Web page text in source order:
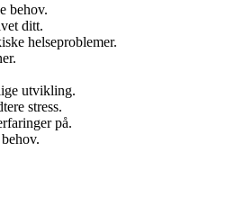
behov.
ditt.
helseproblemer.
utvikling.
stress.
på.